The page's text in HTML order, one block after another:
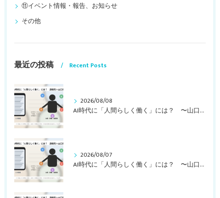
⑪イベント情報・報告、お知らせ
その他
最近の投稿 Recent Posts
2026/08/08
AI時代に「人間らしく働く」には？ 〜山口周さんの対談動画・文字起こし（その２）〜
2026/08/07
AI時代に「人間らしく働く」には？ 〜山口周さんの対談動画・文字起こし（その１）〜